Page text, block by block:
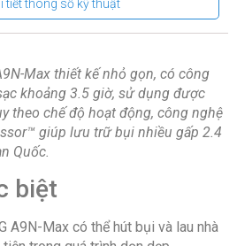
tùy theo chế độ hoạt động
tiện ích
bụi tự động Kompressor™
tóc rối.Hút bụi và sạc pin
tiết thông số kỹ thuật
Max thiết kế nhỏ gọn, có công
khoảng 3.5 giờ, sử dụng được
theo chế độ hoạt động, công nghệ
giúp lưu trữ bụi nhiều gấp 2.4
Quốc.
biệt
A9N-Max có thể hút bụi và lau nhà